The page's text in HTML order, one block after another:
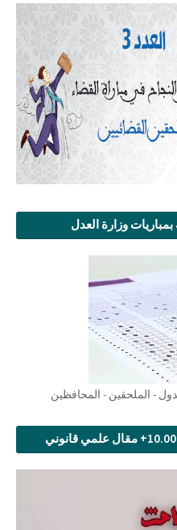
- الملحقين - المحافظين